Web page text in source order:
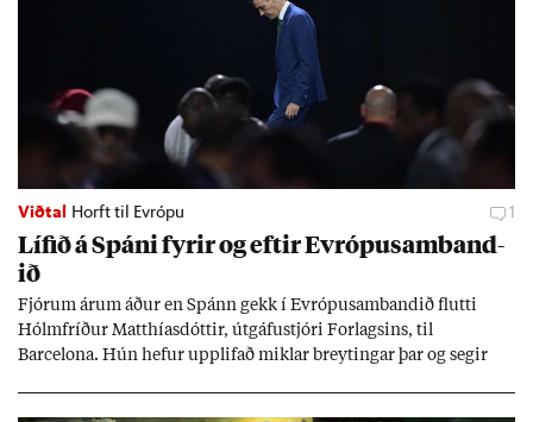
Viðtal Horft til Evrópu 1
Líf­ið á Spáni fyr­ir og eft­ir Evr­ópu­sam­band­
ið
Fjór­um ár­um áð­ur en Spánn gekk í Evr­ópu­sam­band­ið flutti
Hólm­fríð­ur Matth­ías­dótt­ir, út­gáfu­stjóri For­lags­ins, til
Barcelona. Hún hef­ur upp­lif­að mikl­ar breyt­ing­ar þar og seg­ir